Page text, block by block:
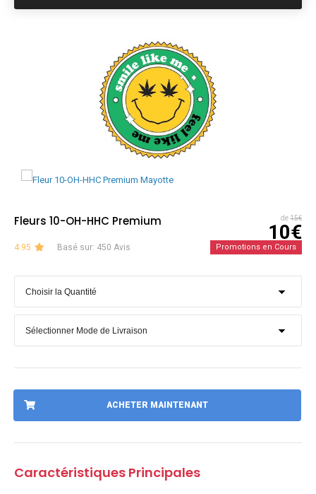
Fleurs 10-OH-HHC Premium de15€
10€
4.95 Basé sur: 450 Avis Promotions en Cours
ACHETER MAINTENANT
Caractéristiques Principales